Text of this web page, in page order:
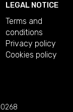
LEGAL NOTICE
Terms and
conditions
Privacy policy
Cookies policy